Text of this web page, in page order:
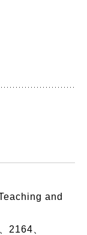
and
2164、